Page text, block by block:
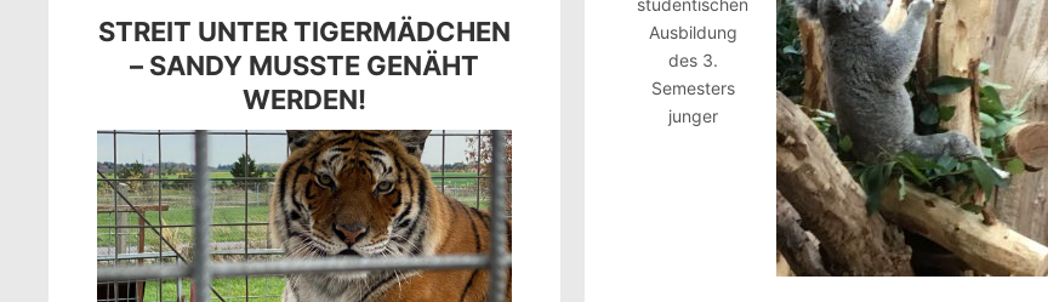
STREIT UNTER TIGERMÄDCHEN
– SANDY MUSSTE GENÄHT
WERDEN!
Ausbildung
des 3.
Semesters
junger